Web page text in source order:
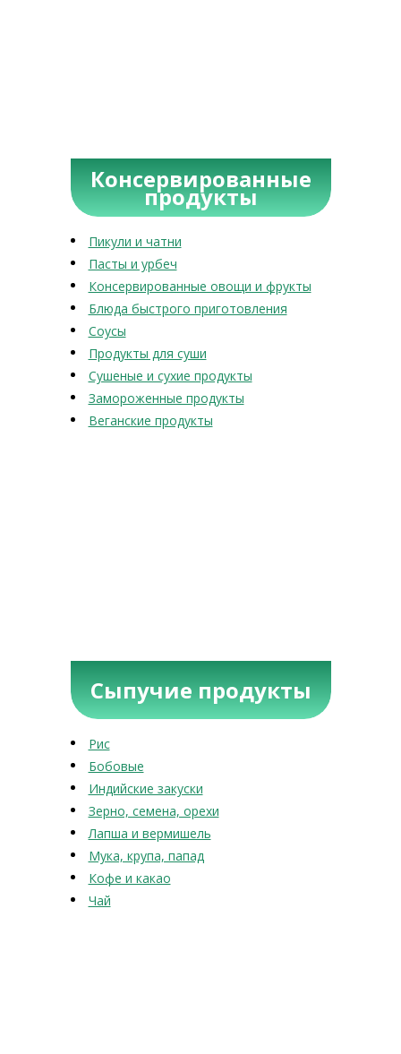
Консервированные
продукты
Пикули и чатни
Пасты и урбеч
Консервированные овощи и фрукты
Блюда быстрого приготовления
Соусы
Продукты для суши
Сушеные и сухие продукты
Замороженные продукты
Веганские продукты
Сыпучие продукты
Рис
Бобовые
Индийские закуски
Зерно, семена, орехи
Лапша и вермишель
Мука, крупа, папад
Кофе и какао
Чай